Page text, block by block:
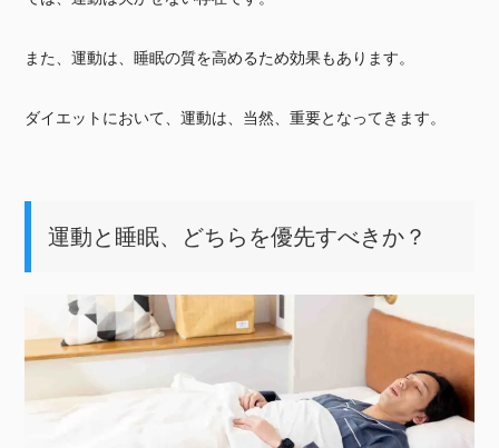
また、運動は、睡眠の質を高めるため効果もあります。
ダイエットにおいて、運動は、当然、重要となってきます。
運動と睡眠、どちらを優先すべきか？